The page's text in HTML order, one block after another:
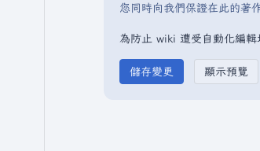
您同時向我們保證在此的著
為防止 wiki 遭受自動化編